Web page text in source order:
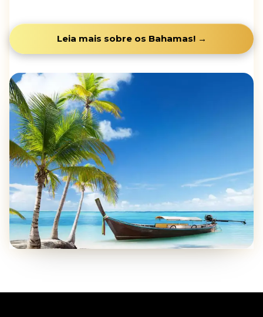
Leia mais sobre os Bahamas! →